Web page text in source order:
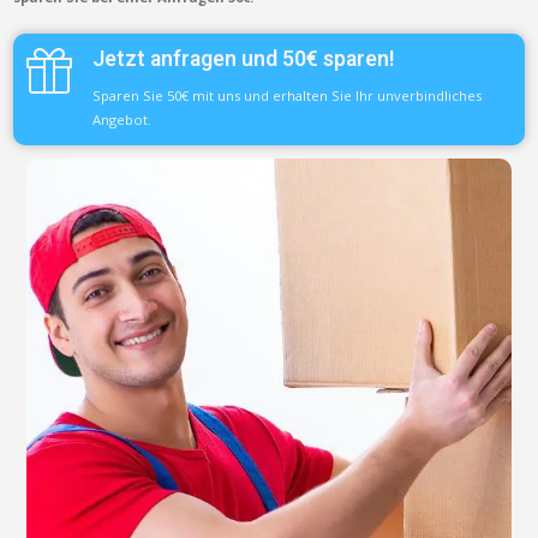
Jetzt anfragen und 50€ sparen!
Sparen Sie 50€ mit uns und erhalten Sie Ihr unverbindliches
Angebot.